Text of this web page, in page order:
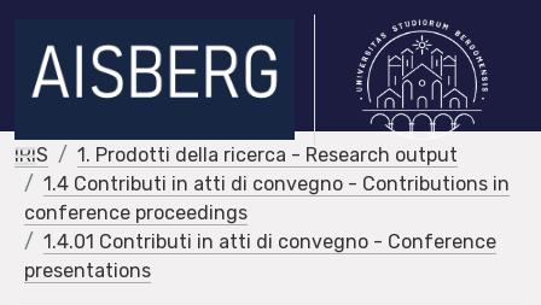
IRIS
1. Prodotti della ricerca - Research output
1.4 Contributi in atti di convegno - Contributions in
conference proceedings
1.4.01 Contributi in atti di convegno - Conference
presentations